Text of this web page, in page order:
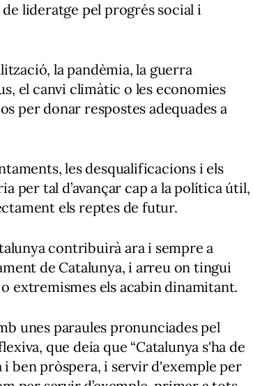
de lideratge pel progrés social i
la pandèmia, la guerra
el canvi climàtic o les economies
per donar respostes adequades a
les desqualificacions i els
per tal d’avançar cap a la política útil,
els reptes de futur.
contribuirà ara i sempre a
de Catalunya, i arreu on tingui
extremismes els acabin dinamitant.
unes paraules pronunciades pel
que deia que “Catalunya s'ha de
ben pròspera, i servir d'exemple per